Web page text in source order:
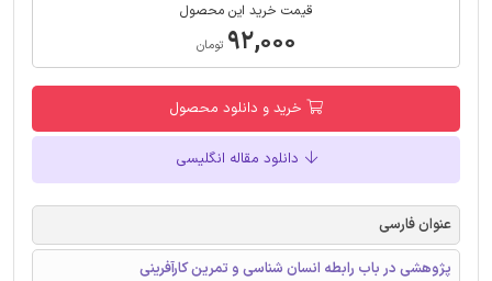
قیمت خرید این محصول
۹۲,۰۰۰ تومان
خرید و دانلود محصول
دانلود مقاله انگلیسی
عنوان فارسی
پژوهشی در باب رابطه انسان شناسی و تمرین کارآفرینی